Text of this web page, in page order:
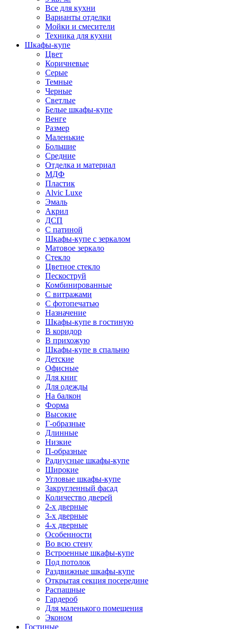
Все для кухни
Варианты отделки
Мойки и смесители
Техника для кухни
Шкафы-купе
Цвет
Коричневые
Серые
Темные
Черные
Светлые
Белые шкафы-купе
Венге
Размер
Маленькие
Большие
Средние
Отделка и материал
МДФ
Пластик
Alvic Luxe
Эмаль
Акрил
ДСП
С патиной
Шкафы-купе с зеркалом
Матовое зеркало
Стекло
Цветное стекло
Пескоструй
Комбинированные
С витражами
С фотопечатью
Назначение
Шкафы-купе в гостиную
В коридор
В прихожую
Шкафы-купе в спальню
Детские
Офисные
Для книг
Для одежды
На балкон
Форма
Высокие
Г-образные
Длинные
Низкие
П-образные
Радиусные шкафы-купе
Широкие
Угловые шкафы-купе
Закругленный фасад
Количество дверей
2-х дверные
3-х дверные
4-х дверные
Особенности
Во всю стену
Встроенные шкафы-купе
Под потолок
Раздвижные шкафы-купе
Открытая секция посередине
Распашные
Гардероб
Для маленького помещения
Эконом
Гостиные